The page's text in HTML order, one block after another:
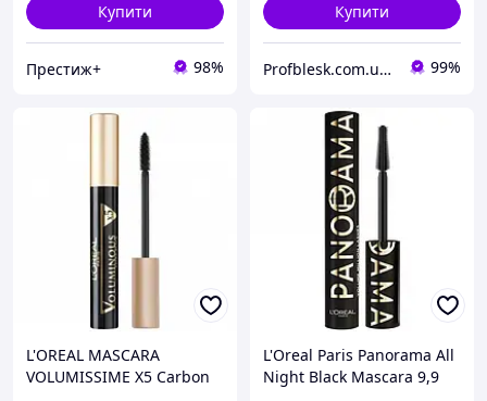
Купити
Престиж+ 98%
Купити
Profblesk.com.ua Інтернет-магазин професійної косметики. "Безкоштовна доставка від 1199 грн" 99%
L'OREAL MASCARA
VOLUMISSIME X5 Carbon
L'Oreal Paris Panorama All
Night Black Mascara 9,9